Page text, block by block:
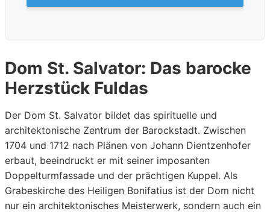
Dom St. Salvator: Das barocke
Herzstück Fuldas
Der Dom St. Salvator bildet das spirituelle und
architektonische Zentrum der Barockstadt. Zwischen
1704 und 1712 nach Plänen von Johann Dientzenhofer
erbaut, beeindruckt er mit seiner imposanten
Doppelturmfassade und der prächtigen Kuppel. Als
Grabeskirche des Heiligen Bonifatius ist der Dom nicht
nur ein architektonisches Meisterwerk, sondern auch ein